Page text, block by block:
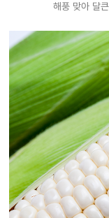
해풍 맞아 달